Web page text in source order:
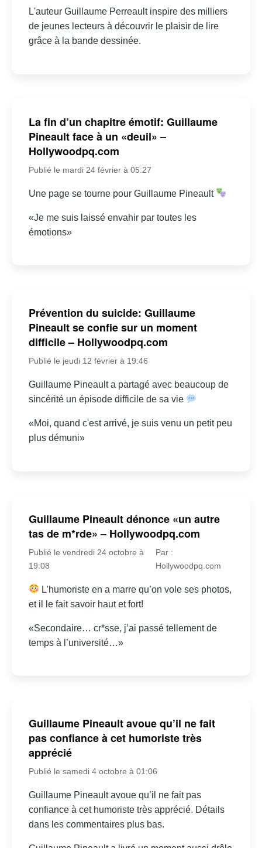
L'auteur Guillaume Perreault inspire des milliers
de jeunes lecteurs à découvrir le plaisir de lire
grâce à la bande dessinée.
La fin d’un chapitre émotif: Guillaume
Pineault face à un «deuil» –
Hollywoodpq.com
Publié le mardi 24 février à 05:27
Une page se tourne pour Guillaume Pineault
«Je me suis laissé envahir par toutes les
émotions»
Prévention du suicide: Guillaume
Pineault se confie sur un moment
difficile – Hollywoodpq.com
Publié le jeudi 12 février à 19:46
Guillaume Pineault a partagé avec beaucoup de
sincérité un épisode difficile de sa vie
«Moi, quand c'est arrivé, je suis venu un petit peu
plus démuni»
Guillaume Pineault dénonce «un autre
tas de m*rde» – Hollywoodpq.com
Publié le vendredi 24 octobre à
19:08
Par :
Hollywoodpq.com
L’humoriste en a marre qu’on vole ses photos,
et il le fait savoir haut et fort!
«Secondaire… cr*sse, j’ai passé tellement de
temps à l’université…»
Guillaume Pineault avoue qu’il ne fait
pas confiance à cet humoriste très
apprécié
Publié le samedi 4 octobre à 01:06
Guillaume Pineault avoue qu’il ne fait pas
confiance à cet humoriste très apprécié. Détails
dans les commentaires plus bas.